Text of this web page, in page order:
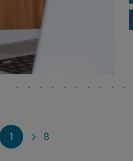
1 8